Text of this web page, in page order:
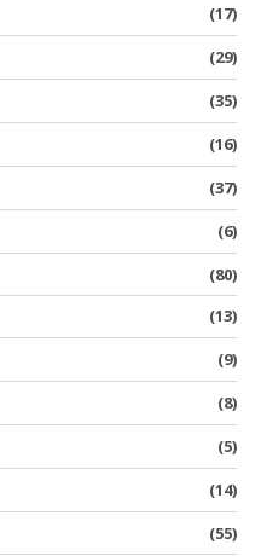
(17)
(29)
(35)
(16)
(37)
(6)
(80)
(13)
(9)
(8)
(5)
(14)
(55)